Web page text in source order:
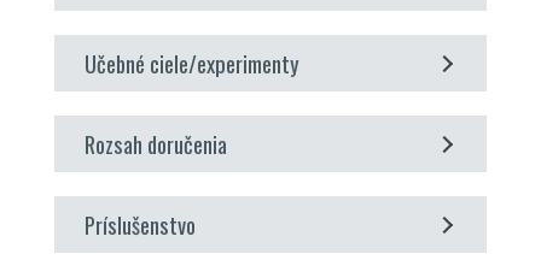
názorný model zubového čerpadla
uzavretý olejový okruh
SoftvérGUNTna zber dát, vizualizáciu a obsluhu
súčasť stroja na fluidnú energiu
Učebné ciele/experimenty
princíp činnosti zubového čerpadla
zaznamenávanie charakteristík čerpadla
vzťah medzi hlavou a rýchlosťou
účinok obmedzenia tlaku
stanovenie efektívnosti
Rozsah doručenia
1 experimentálna jednotka
1 olej 5L (ISOVG 100
Príslušenstvo